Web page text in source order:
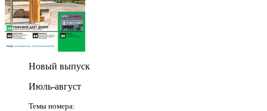
Новый выпуск
Июль-август
Темы номера: